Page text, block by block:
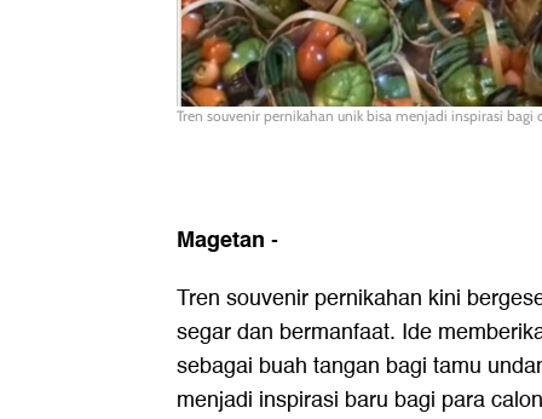
Tren souvenir pernikahan unik bisa menjadi inspirasi bagi
Magetan -
Tren souvenir pernikahan kini
segar dan bermanfaat. Ide
sebagai buah tangan bagi tamu
menjadi inspirasi baru bagi para